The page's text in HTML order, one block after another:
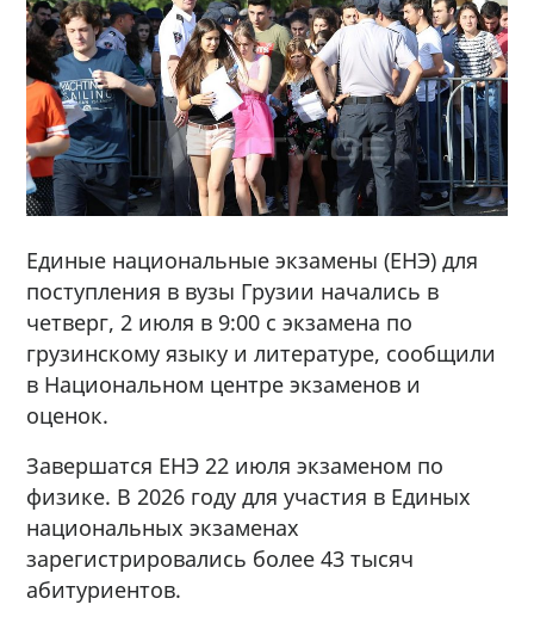
Единые национальные экзамены (ЕНЭ) для
поступления в вузы Грузии начались в
четверг, 2 июля в 9:00 с экзамена по
грузинскому языку и литературе, сообщили
в Национальном центре экзаменов и
оценок.
Завершатся ЕНЭ 22 июля экзаменом по
физике. В 2026 году для участия в Единых
национальных экзаменах
зарегистрировались более 43 тысяч
абитуриентов.